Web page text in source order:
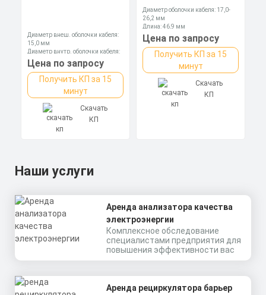
Диаметр внеш. оболочки кабеля:
15,0 мм
Диаметр внутр. оболочки кабеля:
9,5 мм
Диаметр оболочки кабеля: 3,1-8,6
мм
Цена по запросу
Получить КП за 15
минут
Скачать
КП
Диаметр оболочки кабеля: 17,0-
26,2 мм
Длина: 46,9 мм
Ключ: 41 мм
Цена по запросу
Получить КП за 15
минут
Скачать
КП
Наши услуги
Аренда анализатора качества
электроэнергии
Комплексное обследование
специалистами предприятия для
повышения эффективности вас
Аренда рециркулятора барьер